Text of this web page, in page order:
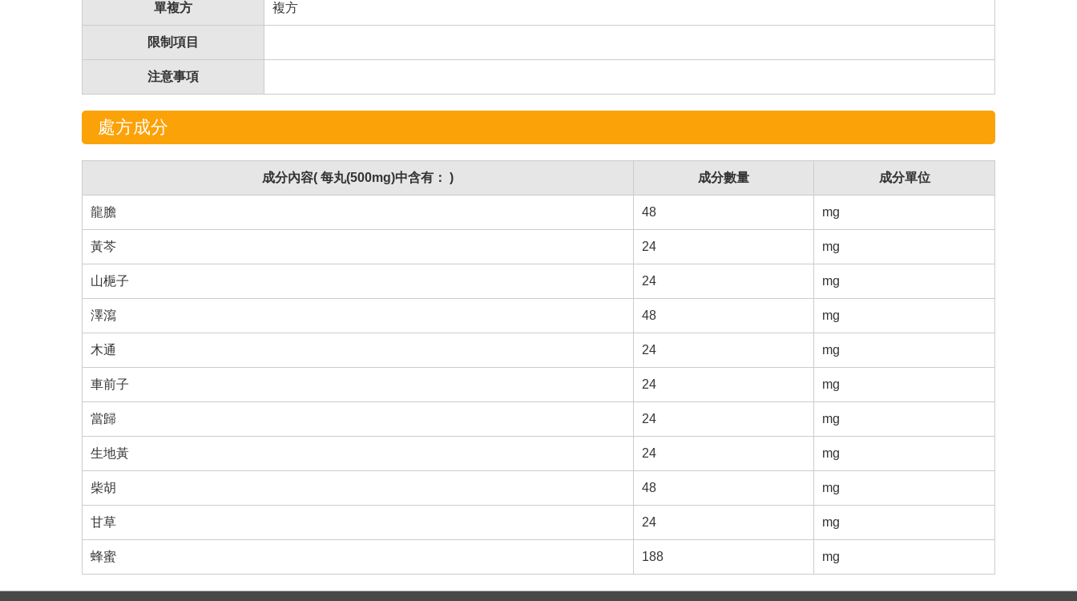
單複方 複方
限制項目
注意事項
處方成分
成分內容( 每丸(500mg)中含有： ) 成分數量 成分單位
龍膽 48 mg
黃芩 24 mg
山梔子 24 mg
澤瀉 48 mg
木通 24 mg
車前子 24 mg
當歸 24 mg
生地黃 24 mg
柴胡 48 mg
甘草 24 mg
蜂蜜 188 mg